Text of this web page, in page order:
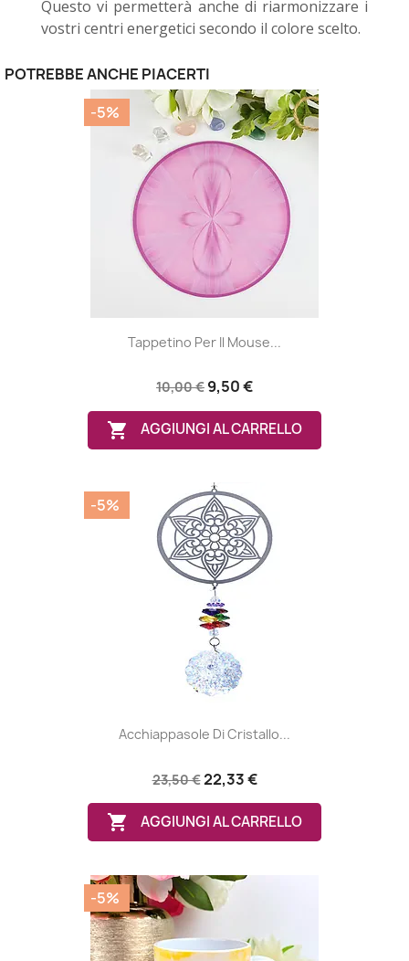
Questo vi permetterà anche di riarmonizzare i
vostri centri energetici secondo il colore scelto.
POTREBBE ANCHE PIACERTI
Tappetino Per Il Mouse...
10,00 € 9,50 €
 AGGIUNGI AL CARRELLO
-5%
Acchiappasole Di Cristallo...
23,50 €22,33 €
 AGGIUNGI AL CARRELLO
-5%
-5%